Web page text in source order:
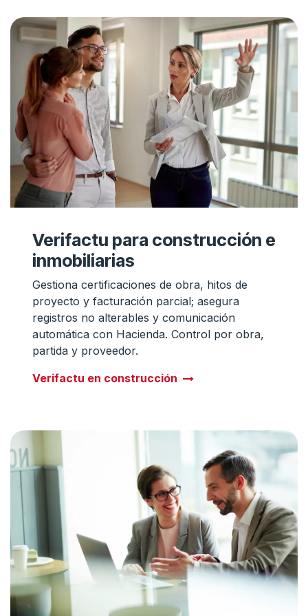
Verifactu para construcción e
inmobiliarias
Gestiona certificaciones de obra, hitos de
proyecto y facturación parcial; asegura
registros no alterables y comunicación
automática con Hacienda. Control por obra,
partida y proveedor.
Verifactu en construcción